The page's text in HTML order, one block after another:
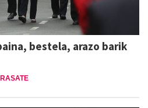
bestela, arazo barik